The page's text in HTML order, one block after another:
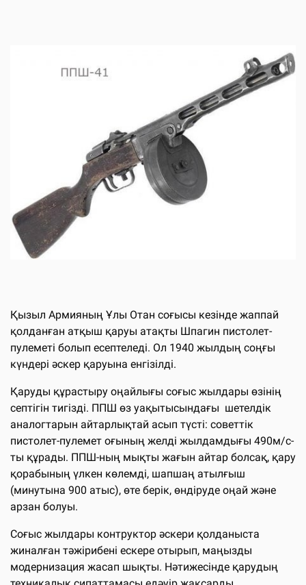
Қызыл Армияның Ұлы Отан соғысы кезінде жаппай
қолданған атқыш қаруы атақты Шпагин пистолет-
пулеметі болып есептеледі. Ол 1940 жылдың соңғы
күндері әскер қаруына енгізілді.
Қаруды құрастыру оңайлығы соғыс жылдары өзінің
септігін тигізді. ППШ өз уақытысындағы шетелдік
аналогтарын айтарлықтай асып түсті: советтік
пистолет-пулемет оғының желді жылдамдығы 490м/с-
ты құрады. ППШ-ның мықты жағын айтар болсақ, қару
қорабының үлкен көлемді, шапшаң атылғыш
(минутына 900 атыс), өте берік, өндіруде оңай және
арзан болуы.
Соғыс жылдары контруктор әскери қолданыста
жиналған тәжірибені ескере отырып, маңызды
модернизация жасап шықты. Нәтижесінде қарудың